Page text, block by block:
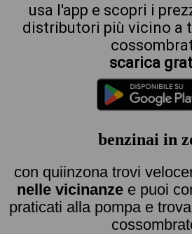
usa l'app e scopri i
distributori più vicino a
scarica
benzinai in
con quiinzona trovi
nelle vicinanze e puoi
praticati alla pompa e